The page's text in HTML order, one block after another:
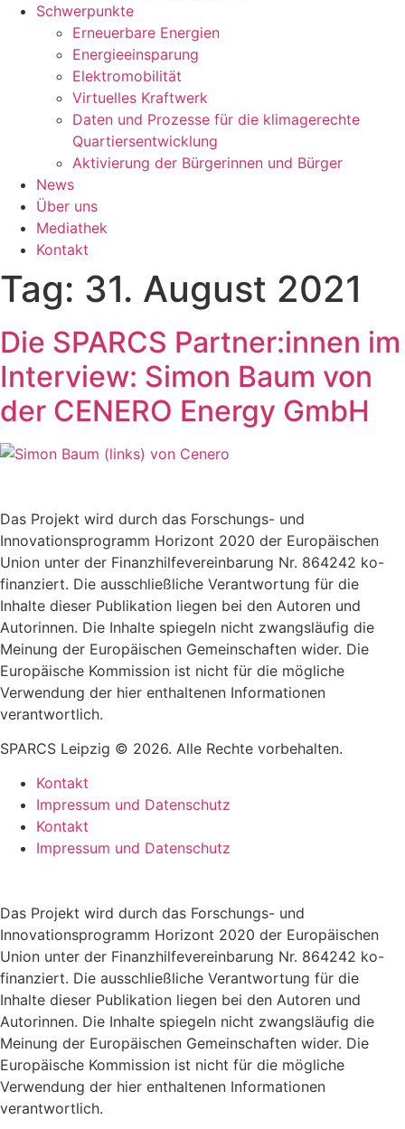
Schwerpunkte
Erneuerbare Energien
Energieeinsparung
Elektromobilität
Virtuelles Kraftwerk
Daten und Prozesse für die klimagerechte
Quartiersentwicklung
Aktivierung der Bürgerinnen und Bürger
News
Über uns
Mediathek
Kontakt
Tag: 31. August 2021
Die SPARCS Partner:innen im
Interview: Simon Baum von
der CENERO Energy GmbH
Das Projekt wird durch das Forschungs- und
Innovationsprogramm Horizont 2020 der Europäischen
Union unter der Finanzhilfevereinbarung Nr. 864242 ko-
finanziert. Die ausschließliche Verantwortung für die
Inhalte dieser Publikation liegen bei den Autoren und
Autorinnen. Die Inhalte spiegeln nicht zwangsläufig die
Meinung der Europäischen Gemeinschaften wider. Die
Europäische Kommission ist nicht für die mögliche
Verwendung der hier enthaltenen Informationen
verantwortlich.
SPARCS Leipzig © 2026. Alle Rechte vorbehalten.
Kontakt
Impressum und Datenschutz
Kontakt
Impressum und Datenschutz
Das Projekt wird durch das Forschungs- und
Innovationsprogramm Horizont 2020 der Europäischen
Union unter der Finanzhilfevereinbarung Nr. 864242 ko-
finanziert. Die ausschließliche Verantwortung für die
Inhalte dieser Publikation liegen bei den Autoren und
Autorinnen. Die Inhalte spiegeln nicht zwangsläufig die
Meinung der Europäischen Gemeinschaften wider. Die
Europäische Kommission ist nicht für die mögliche
Verwendung der hier enthaltenen Informationen
verantwortlich.